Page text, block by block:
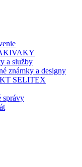
a služby
známky a designy
SELITEX
správy